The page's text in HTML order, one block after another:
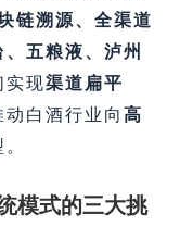
链溯源、全渠道
、五粮液、泸州
实现渠道扁平
动白酒行业向 高
模式的三大挑